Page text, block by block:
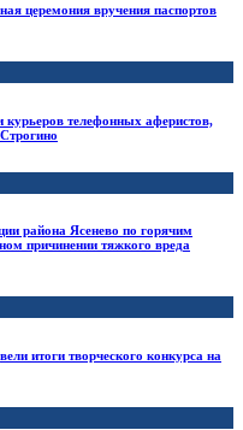
церемония вручения паспортов
курьеров телефонных аферистов,
района Ясенево по горячим
причинении тяжкого вреда
итоги творческого конкурса на